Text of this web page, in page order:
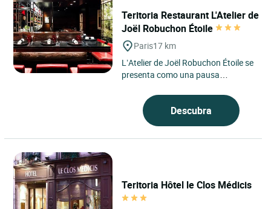
Teritoria Restaurant L'Atelier de
Joël Robuchon Étoile
Paris17 km
L’Atelier de Joël Robuchon Étoile se
presenta como una pausa
distrito 8 de París,...
Descubra
Teritoria Hôtel le Clos Médicis